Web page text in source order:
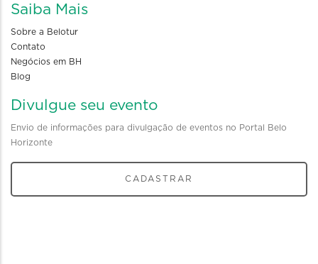
Saiba Mais
Sobre a Belotur
Contato
Negócios em BH
Blog
Divulgue seu evento
Envio de informações para divulgação de eventos no Portal Belo
Horizonte
CADASTRAR